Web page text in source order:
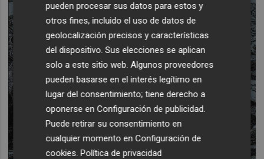
pueden procesar sus datos para estos y
otros fines, incluido el uso de datos de
geolocalización precisos y características
del dispositivo. Sus elecciones se aplican
solo a este sitio web. Algunos proveedores
pueden basarse en el interés legítimo en
lugar del consentimiento; tiene derecho a
oponerse enConfiguración de publicidad.
Puede retirar su consentimiento en
cualquier momento enConfiguración de
cookies.Política de privacidad